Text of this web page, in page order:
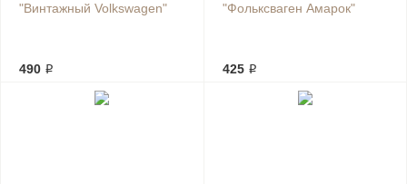
"Винтажный Volkswagen"
490 ₽
"Фольксваген Амарок"
425 ₽